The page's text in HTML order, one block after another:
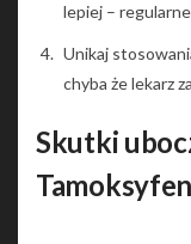
lepiej –
Unikaj
chyba że lekarz
Skutki